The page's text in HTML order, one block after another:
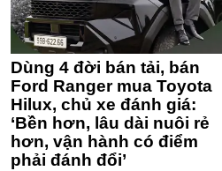
Dùng 4 đời bán tải, bán
Ford Ranger mua Toyota
Hilux, chủ xe đánh giá:
‘Bền hơn, lâu dài nuôi rẻ
hơn, vận hành có điểm
phải đánh đổi’